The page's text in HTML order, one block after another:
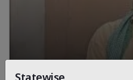
Statewise